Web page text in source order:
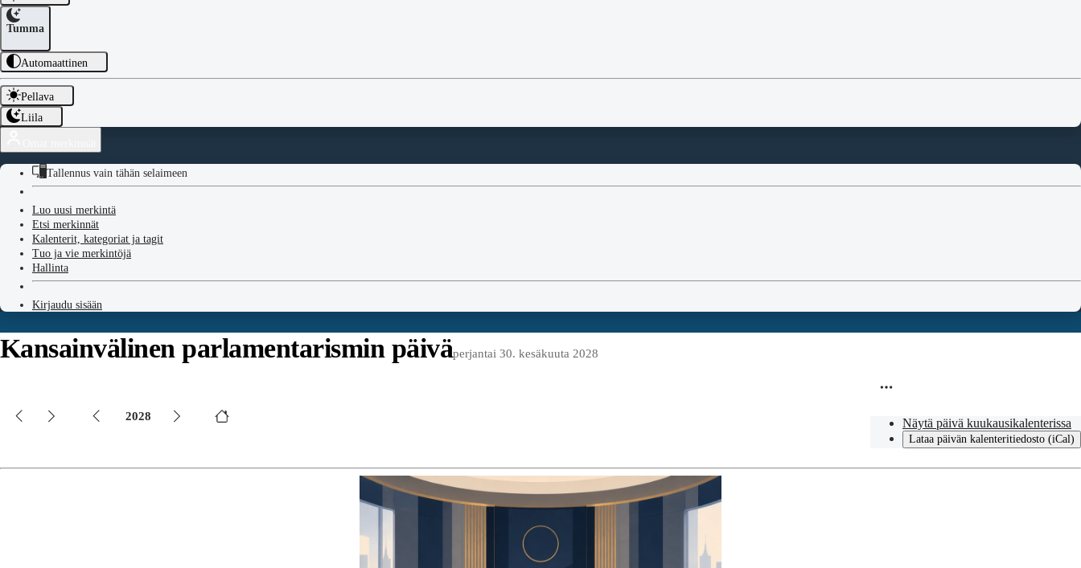
Tumma
Automaattinen
Pellava
Liila
Tallennus vain tähän selaimeen
Luo uusi merkintä
Etsi merkinnät
Kalenterit, kategoriat ja tagit
Tuo ja vie merkintöjä
Hallinta
Kirjaudu sisään
Kansainvälinen parlamentarismin päiväperjantai 30. kesäkuuta 2028
2028
Näytä päivä kuukausikalenterissa
Lataa päivän kalenteritiedosto (iCal)